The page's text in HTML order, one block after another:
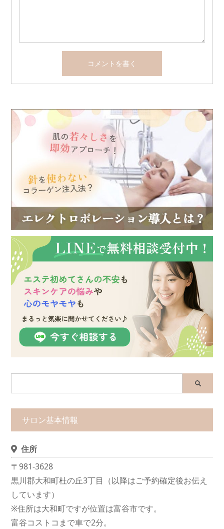
サロン基本情報
住所
〒981-3628
黒川郡大和町杜の丘3丁目（以降はご予約確定後お伝え
しています）
※住所は大和町ですが位置は富谷市です。
富谷コストコまで車で2分。